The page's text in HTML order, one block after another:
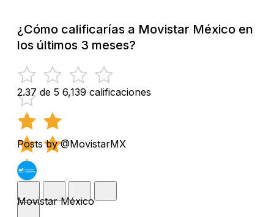
¿Cómo calificarías a Movistar México en
los últimos 3 meses?
2.37 de 5 6,139 calificaciones
Posts by @MovistarMX
Movistar México